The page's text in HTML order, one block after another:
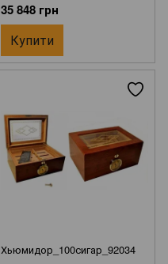
35 848 грн
Купити
Хьюмидор_100сигар_92034